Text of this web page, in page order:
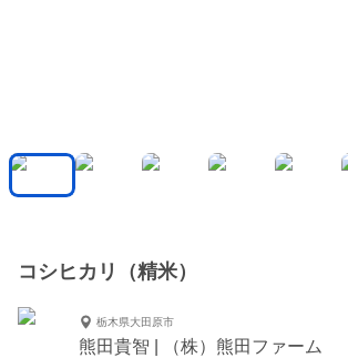
コシヒカリ（精米）
栃木県大田原市
熊田貴智 | （株）熊田ファーム